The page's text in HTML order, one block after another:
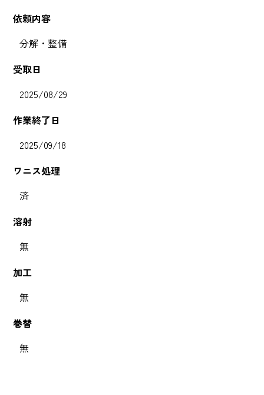
依頼内容
分解・整備
受取日
2025/08/29
作業終了日
2025/09/18
ワニス処理
済
溶射
無
加工
無
巻替
無